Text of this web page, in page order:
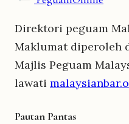
Direktori peguam
Maklumat diperoleh
Majlis Peguam
lawati
Pautan Pantas